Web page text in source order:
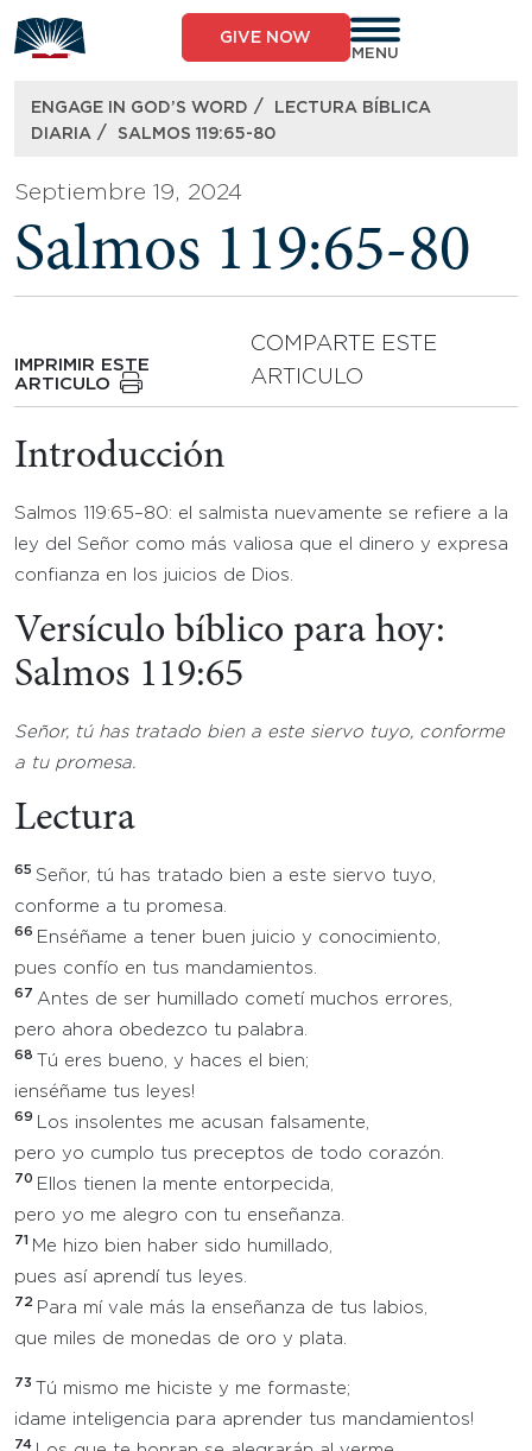
to
content
GIVE NOW
MENU
ENGAGE IN GOD’S WORD /
LECTURA BÍBLICA
DIARIA / SALMOS 119:65-80
Septiembre 19, 2024
Salmos 119:65-80
IMPRIMIR ESTE
ARTICULO
COMPARTE ESTE
ARTICULO
Introducción
Salmos 119:65–80: el salmista nuevamente se refiere a la
ley del Señor como más valiosa que el dinero y expresa
confianza en los juicios de Dios.
Versículo bíblico para hoy:
Salmos 119:65
Señor, tú has tratado bien a este siervo tuyo, conforme
a tu promesa.
Lectura
65 Señor, tú has tratado bien a este siervo tuyo,
conforme a tu promesa.
66 Enséñame a tener buen juicio y conocimiento,
pues confío en tus mandamientos.
67 Antes de ser humillado cometí muchos errores,
pero ahora obedezco tu palabra.
68
Tú eres bueno, y haces el bien;
¡enséñame tus leyes!
69
Los insolentes me acusan falsamente,
pero yo cumplo tus preceptos de todo corazón.
70 Ellos tienen la mente entorpecida,
pero yo me alegro con tu enseñanza.
71
Me hizo bien haber sido humillado,
pues así aprendí tus leyes.
72 Para mí vale más la enseñanza de tus labios,
que miles de monedas de oro y plata.
73
Tú mismo me hiciste y me formaste;
¡dame inteligencia para aprender tus mandamientos!
74